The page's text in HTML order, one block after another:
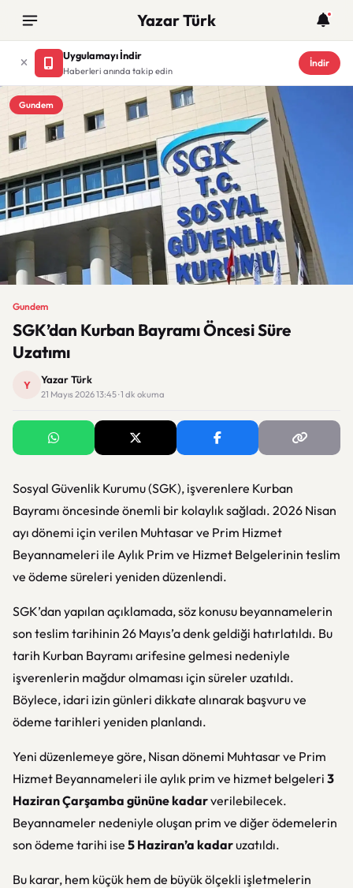
Yazar Türk
Uygulamayı İndir
Haberleri anında takip edin
İndir
Gundem
Gundem
SGK’dan Kurban Bayramı Öncesi Süre
Uzatımı
Y Yazar Türk
21 Mayıs 2026 13:45 · 1 dk okuma
Sosyal Güvenlik Kurumu (SGK), işverenlere Kurban
Bayramı öncesinde önemli bir kolaylık sağladı. 2026 Nisan
ayı dönemi için verilen Muhtasar ve Prim Hizmet
Beyannameleri ile Aylık Prim ve Hizmet Belgelerinin teslim
ve ödeme süreleri yeniden düzenlendi.
SGK’dan yapılan açıklamada, söz konusu beyannamelerin
son teslim tarihinin 26 Mayıs’a denk geldiği hatırlatıldı. Bu
tarih Kurban Bayramı arifesine gelmesi nedeniyle
işverenlerin mağdur olmaması için süreler uzatıldı.
Böylece, idari izin günleri dikkate alınarak başvuru ve
ödeme tarihleri yeniden planlandı.
Yeni düzenlemeye göre, Nisan dönemi Muhtasar ve Prim
Hizmet Beyannameleri ile aylık prim ve hizmet belgeleri 3
Haziran Çarşamba gününe kadarverilebilecek.
Beyannameler nedeniyle oluşan prim ve diğer ödemelerin
son ödeme tarihi ise 5 Haziran’a kadaruzatıldı.
Bu karar, hem küçük hem de büyük ölçekli işletmelerin